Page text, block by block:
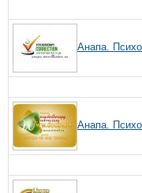
Анапа.
Анапа.